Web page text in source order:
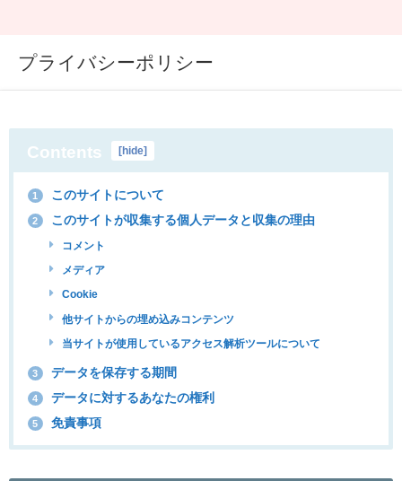
プライバシーポリシー
Contents [hide]
1 このサイトについて
2 このサイトが収集する個人データと収集の理由
コメント
メディア
Cookie
他サイトからの埋め込みコンテンツ
当サイトが使用しているアクセス解析ツールについて
3 データを保存する期間
4 データに対するあなたの権利
5 免責事項